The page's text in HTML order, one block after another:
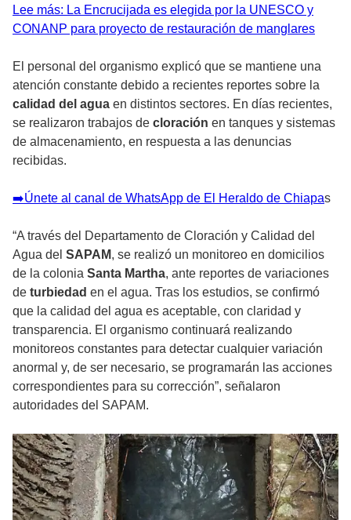
Lee más: La Encrucijada es elegida por la UNESCO y
CONANP para proyecto de restauración de manglares
El personal del organismo explicó que se mantiene una
atención constante debido a recientes reportes sobre la
calidad del agua en distintos sectores. En días recientes,
se realizaron trabajos de cloración en tanques y sistemas
de almacenamiento, en respuesta a las denuncias
recibidas.
➡️Únete al canal de WhatsApp de El Heraldo de Chiapas
“A través del Departamento de Cloración y Calidad del
Agua del SAPAM, se realizó un monitoreo en domicilios
de la colonia Santa Martha, ante reportes de variaciones
de turbiedad en el agua. Tras los estudios, se confirmó
que la calidad del agua es aceptable, con claridad y
transparencia. El organismo continuará realizando
monitoreos constantes para detectar cualquier variación
anormal y, de ser necesario, se programarán las acciones
correspondientes para su corrección”, señalaron
autoridades del SAPAM.